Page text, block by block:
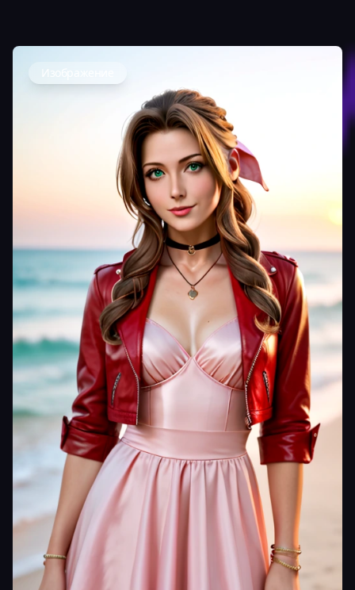
Изображение